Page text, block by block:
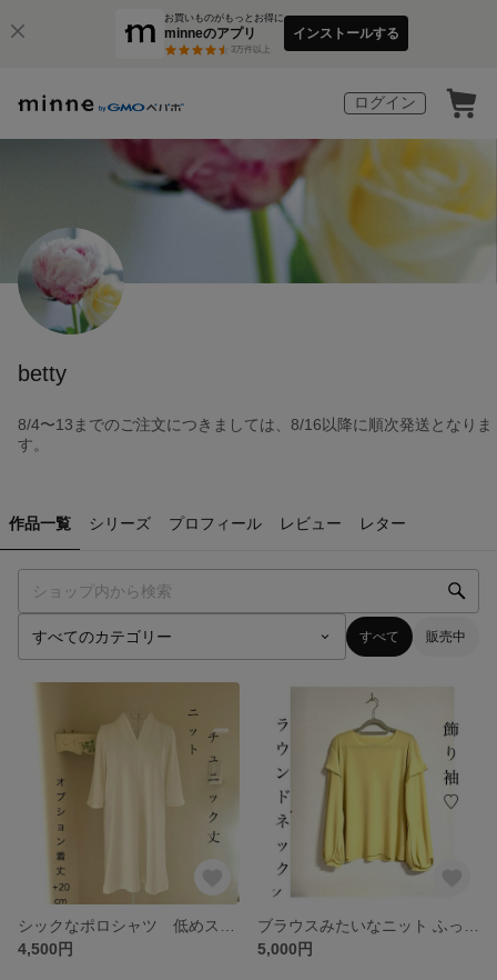
お買いものがもっとお得に
minneのアプリ
3万件以上
インストールする
ログイン
betty
8/4〜13までのご注文につきましては、8/16以降に順次発送となりま
す。
作品一覧 シリーズ プロフィール レビュー レター
すべて 販売中
4,500円
5,000円